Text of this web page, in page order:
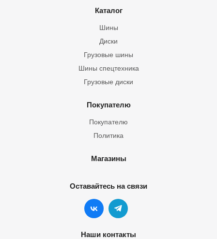
Каталог
Шины
Грузовые шины
Шины спецтехника
Диски
Грузовые диски
Покупателю
Покупателю
Политика
Магазины
Оставайтесь на связи
Наши контакты